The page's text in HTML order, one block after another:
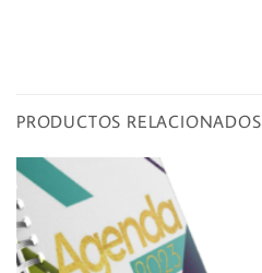
PRODUCTOS RELACIONADOS